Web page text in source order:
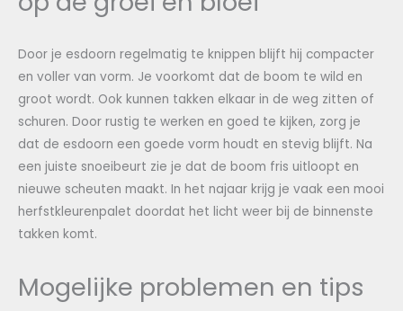
Door je esdoorn regelmatig te knippen blijft hij compacter
en voller van vorm. Je voorkomt dat de boom te wild en
groot wordt. Ook kunnen takken elkaar in de weg zitten of
schuren. Door rustig te werken en goed te kijken, zorg je
dat de esdoorn een goede vorm houdt en stevig blijft. Na
een juiste snoeibeurt zie je dat de boom fris uitloopt en
nieuwe scheuten maakt. In het najaar krijg je vaak een mooi
herfstkleurenpalet doordat het licht weer bij de binnenste
takken komt.
Mogelijke problemen en tips